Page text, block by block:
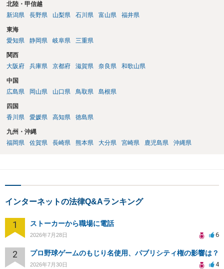
北陸・甲信越
新潟県
長野県 山梨県 石川県 富山県 福井県
東海
愛知県
静岡県 岐阜県 三重県
関西
大阪府
兵庫県 京都府 滋賀県 奈良県 和歌山県
中国
広島県
岡山県 山口県 鳥取県 島根県
四国
香川県
愛媛県 高知県 徳島県
九州・沖縄
福岡県
佐賀県 長崎県 熊本県 大分県 宮崎県 鹿児島県 沖縄県
インターネットの法律Q&Aランキング
1 ストーカーから職場に電話
2026年7月28日 6
2 プロ野球ゲームのもじり名使用、パブリシティ権の影響は？
2026年7月30日 4